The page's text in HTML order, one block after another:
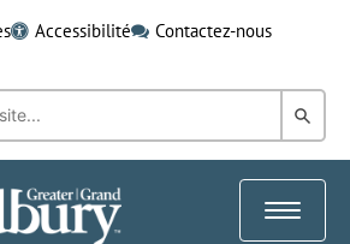
Accessibilité
Contactez-nous
dans
Toggle